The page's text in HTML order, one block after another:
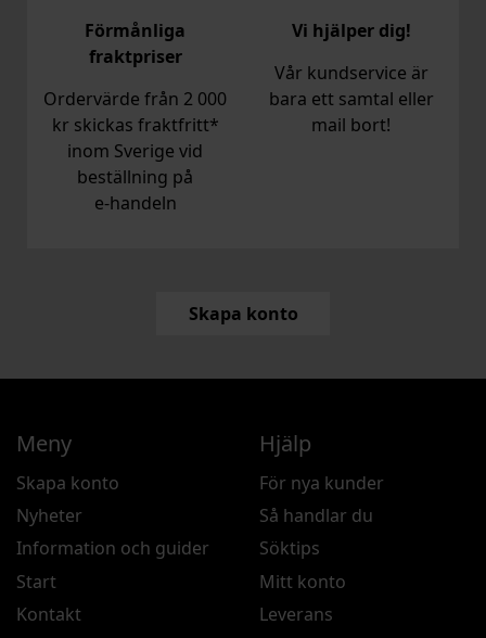
Förmånliga
fraktpriser
Ordervärde från 2 000
kr skickas fraktfritt*
inom Sverige vid
beställning på
e‑handeln
Vi hjälper dig!
Vår kundservice är
bara ett samtal eller
mail bort!
Skapa konto
Meny
Skapa konto
Nyheter
Information och guider
Start
Kontakt
Hjälp
För nya kunder
Så handlar du
Söktips
Mitt konto
Leverans